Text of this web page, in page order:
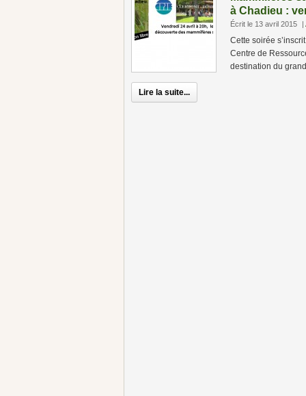
à Chadieu :
Écrit le 13 avril 2015 |
Cette soirée
Centre de
destination du
Lire la suite...